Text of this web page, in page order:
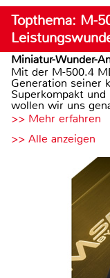
Topthema: M-
Miniatur-Wunder-
Mit der M-500.4
Generation seiner
Superkompakt
wollen wir uns
>> Mehr erfahren
>> Alle anzeigen